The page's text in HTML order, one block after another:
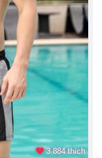
3.884 thích